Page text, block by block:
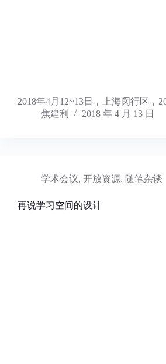
2018年4月12~13日，上海闵行区，
焦建利
2018 年 4 月 13 日
学术会议, 开放资源, 随笔杂谈
再说学习空间的设计